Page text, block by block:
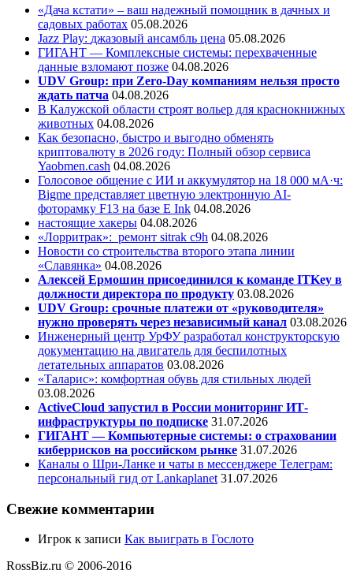
«Дача кстати» – ваш надежный помощник в дачных и
садовых работах 05.08.2026
Jazz Play: джазовый ансамбль цена 05.08.2026
ГИГАНТ — Комплексные системы: перехваченные
данные взломают позже 04.08.2026
UDV Group: при Zero-Day компаниям нельзя просто
ждать патча 04.08.2026
В Калужской области строят вольер для краснокнижных
животных 04.08.2026
Как безопасно, быстро и выгодно обменять
криптовалюту в 2026 году: Полный обзор сервиса
Yaobmen.cash 04.08.2026
Голосовое общение с ИИ и аккумулятор на 18 000 мА·ч:
Bigme представляет цветную электронную AI-
фоторамку F13 на базе E Ink 04.08.2026
настоящие хакеры 04.08.2026
«Лорритрак»: ремонт sitrak c9h 04.08.2026
Новости со строительства второго этапа линии
«Славянка» 04.08.2026
Алексей Ермошин присоединился к команде ITKey в
должности директора по продукту 03.08.2026
UDV Group: срочные платежи от «руководителя»
нужно проверять через независимый канал 03.08.2026
Инженерный центр УрФУ разработал конструкторскую
документацию на двигатель для беспилотных
летательных аппаратов 03.08.2026
«Таларис»: комфортная обувь для стильных людей
03.08.2026
ActiveCloud запустил в России мониторинг ИТ-
инфраструктуры по подписке 31.07.2026
ГИГАНТ — Компьютерные системы: о страховании
киберрисков на российском рынке 31.07.2026
Каналы о Шри-Ланке и чаты в мессенджере Телеграм:
персональный гид от Lankaplanet 31.07.2026
Свежие комментарии
Игрок к записи Как выиграть в Гослото
RossBiz.ru © 2006-2016